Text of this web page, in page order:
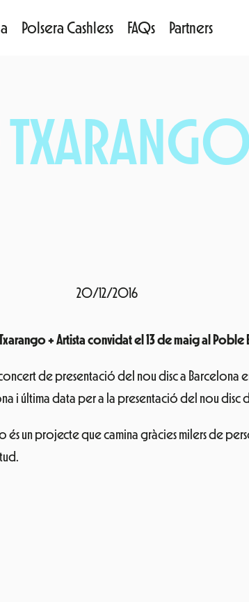
Polsera Cashless FAQs Partners
20/12/2016
+ Artista convidat el 13 de maig al Poble
de presentació del nou disc a Barcelona en
i última data per a la presentació del nou disc
és un projecte que camina gràcies milers de